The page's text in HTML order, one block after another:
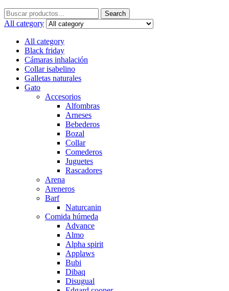
Search
for:
Search
All category
All category
Black friday
Cámaras inhalación
Collar isabelino
Galletas naturales
Gato
Accesorios
Alfombras
Arneses
Bebederos
Bozal
Collar
Comederos
Juguetes
Rascadores
Arena
Areneros
Barf
Naturcanin
Comida húmeda
Advance
Almo
Alpha spirit
Applaws
Bubi
Dibaq
Disugual